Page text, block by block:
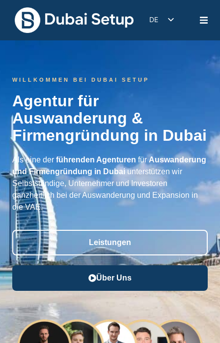
DE
WILLKOMMEN BEI DUBAI SETUP
Agentur für
Auswanderung &
Firmengründung in Dubai
Als eine der führenden Agenturen für Auswanderung
und Firmengründung in Dubaiunterstützen wir
Selbstständige, Unternehmer und Investoren
ganzheitlich bei der Auswanderung und Expansion in
die VAE.
Leistungen
Über Uns